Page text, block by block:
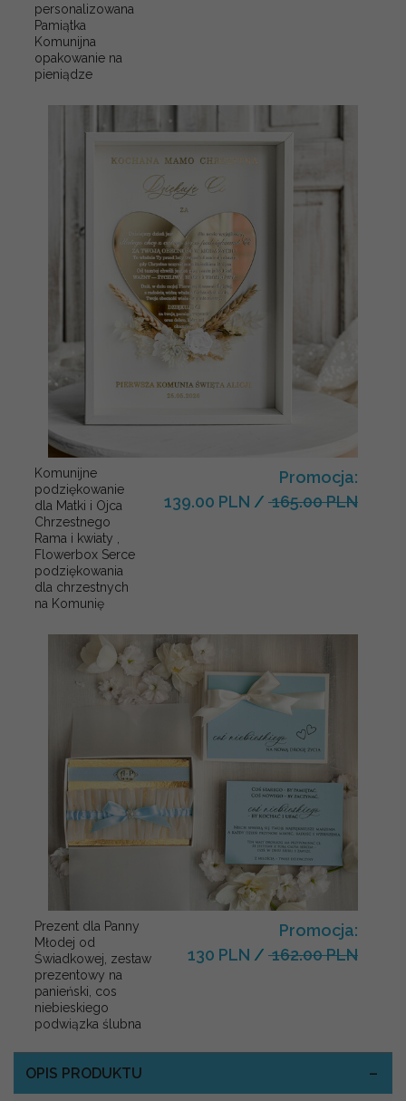
personalizowana
Pamiątka
Komunijna
opakowanie na
pieniądze
Komunijne
podziękowanie
dla Matki i Ojca
Chrzestnego
Rama i kwiaty ,
Flowerbox Serce
podziękowania
dla chrzestnych
na Komunię
Promocja:
139.00 PLN / 165.00 PLN
Prezent dla Panny
Młodej od
Świadkowej, zestaw
prezentowy na
panieński, cos
niebieskiego
podwiązka ślubna
Promocja:
130 PLN / 162.00 PLN
OPIS PRODUKTU